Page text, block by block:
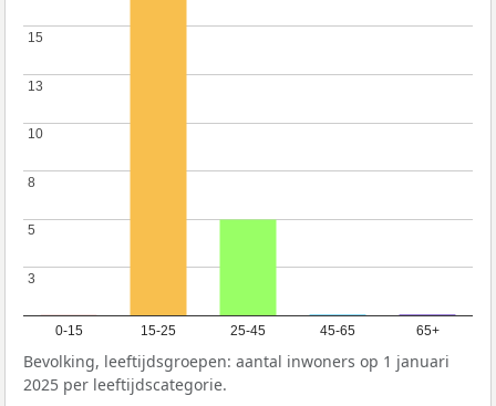
0-15 15-25 25-45 45-65 65+
3
3
5
5
8
8
10
10
13
13
15
15
Bevolking, leeftijdsgroepen: aantal inwoners op 1 januari
2025 per leeftijdscategorie.